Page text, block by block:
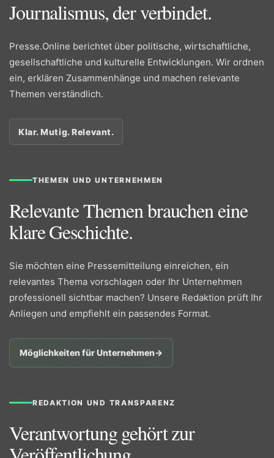
Journalismus, der verbindet.
Presse.Online berichtet über politische, wirtschaftliche,
gesellschaftliche und kulturelle Entwicklungen. Wir ordnen
ein, erklären Zusammenhänge und machen relevante
Themen verständlich.
Klar. Mutig. Relevant.
THEMEN UND UNTERNEHMEN
Relevante Themen brauchen eine
klare Geschichte.
Sie möchten eine Pressemitteilung einreichen, ein
relevantes Thema vorschlagen oder Ihr Unternehmen
professionell sichtbar machen? Unsere Redaktion prüft Ihr
Anliegen und empfiehlt ein passendes Format.
Möglichkeiten für Unternehmen→
REDAKTION UND TRANSPARENZ
Verantwortung gehört zur